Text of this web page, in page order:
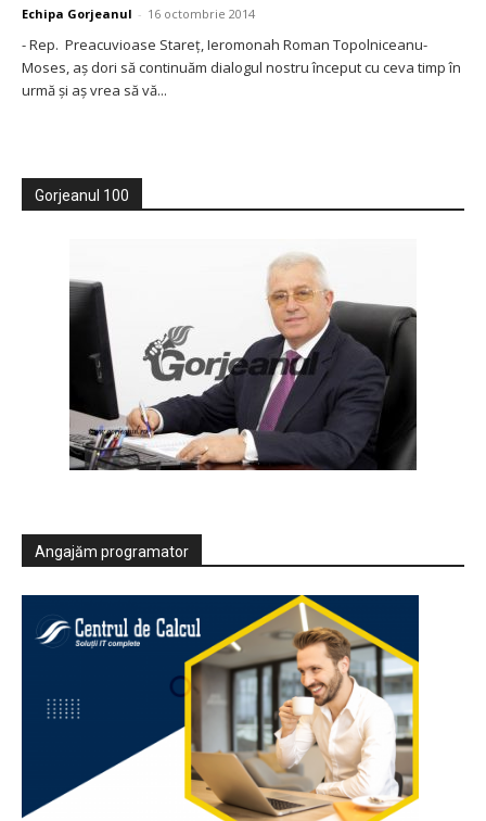
Echipa Gorjeanul - 16 octombrie 2014
- Rep. Preacuvioase Stareț, Ieromonah Roman Topolniceanu-
Moses, aș dori să continuăm dialogul nostru început cu ceva timp în
urmă și aș vrea să vă...
Gorjeanul 100
Angajăm programator